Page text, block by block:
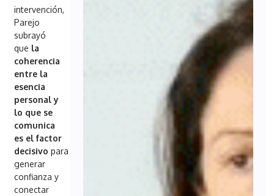
intervención,
Parejo
subrayó
que la
coherencia
entre la
esencia
personal y
lo que se
comunica
es el factor
decisivo para
generar
confianza y
conectar